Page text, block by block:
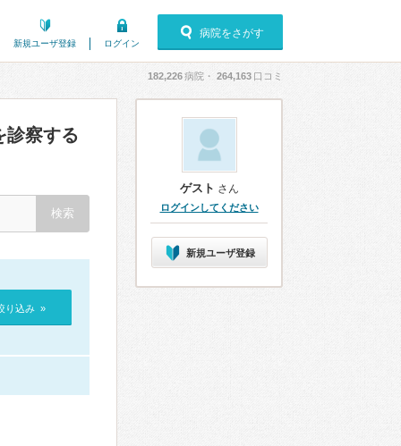
新規ユーザ登録 ログイン
病院をさがす
182,226病院・ 264,163 口コミ
診察する
り込み »
ゲスト さん
ログインしてください
新規ユーザ登録